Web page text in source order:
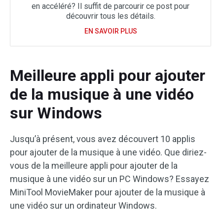
en accéléré? Il suffit de parcourir ce post pour
découvrir tous les détails.
EN SAVOIR PLUS
Meilleure appli pour ajouter
de la musique à une vidéo
sur Windows
Jusqu’à présent, vous avez découvert 10 applis
pour ajouter de la musique à une vidéo. Que diriez-
vous de la meilleure appli pour ajouter de la
musique à une vidéo sur un PC Windows? Essayez
MiniTool MovieMaker pour ajouter de la musique à
une vidéo sur un ordinateur Windows.